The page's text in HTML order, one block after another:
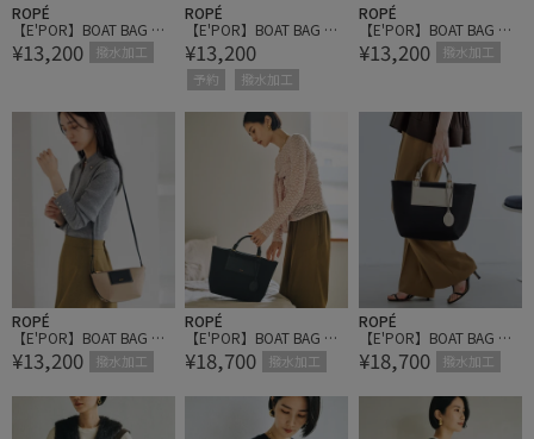
ROPÉ
【E'POR】BOAT BAG Min
i/撥水・超軽量・一部WE
B限定カラー・26AW新色
¥13,200 撥水加工
ROPÉ
【E'POR】BOAT BAG Min
i/撥水・超軽量・一部WE
B限定カラー・26AW新色
¥13,200
予約 撥水加工
ROPÉ
【E'POR】BOAT BAG Min
i/撥水・超軽量・一部WE
B限定カラー・26AW新色
¥13,200 撥水加工
ROPÉ
【E'POR】BOAT BAG Min
i/撥水・超軽量・一部WE
B限定カラー・26AW新色
¥13,200 撥水加工
ROPÉ
【E'POR】BOAT BAG Me
dium/撥水・軽量・一部
WEB限定カラー・26AW
新色
¥18,700 撥水加工
ROPÉ
【E'POR】BOAT BAG Me
dium/撥水・軽量・一部
WEB限定カラー・26AW
新色
¥18,700 撥水加工